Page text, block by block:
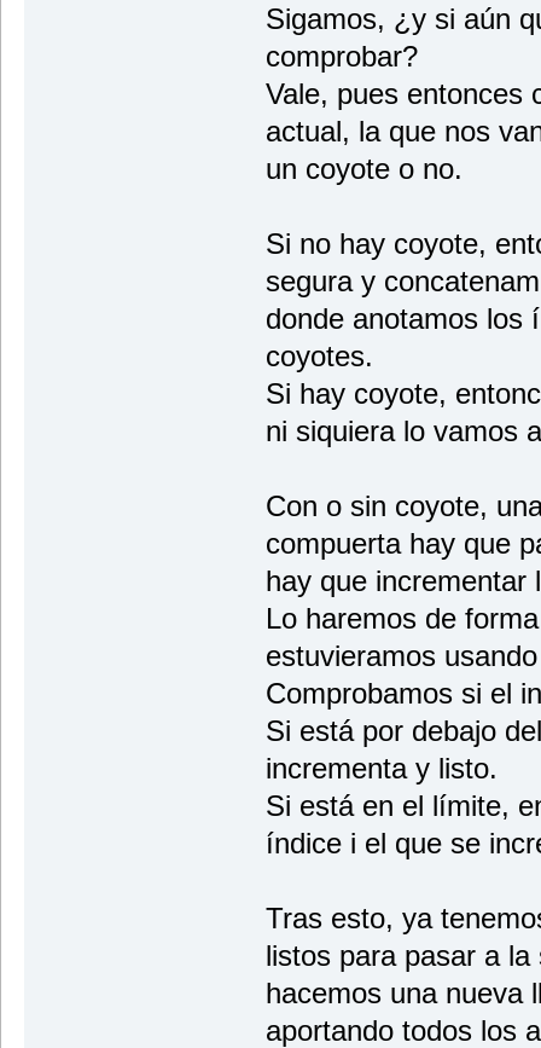
Sigamos, ¿y si aún
comprobar?
Vale, pues entonces
actual, la que nos
un coyote o no.
Si no hay coyote,
segura y
donde anotamos los
coyotes.
Si hay coyote,
ni siquiera lo vamos
Con o sin coyote,
compuerta hay que
hay que incrementar
Lo haremos de
estuvieramos
Comprobamos si el
Si está por debajo
incrementa y listo.
Si está en el límite,
índice i el que se
Tras esto, ya
listos para pasar a
hacemos una nueva
aportando todos los